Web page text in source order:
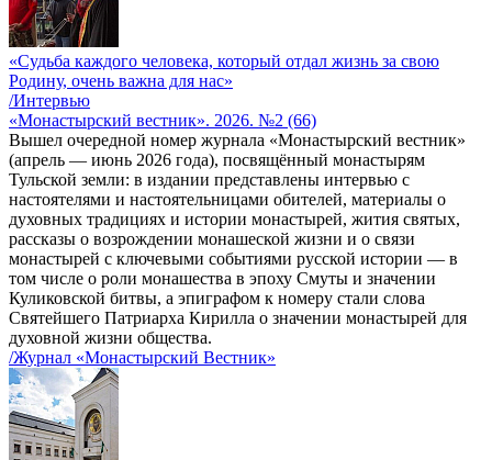
«Судьба каждого человека, который отдал жизнь за свою
Родину, очень важна для нас»
/Интервью
«Монастырский вестник». 2026. №2 (66)
Вышел очередной номер журнала «Монастырский вестник»
(апрель — июнь 2026 года), посвящённый монастырям
Тульской земли: в издании представлены интервью с
настоятелями и настоятельницами обителей, материалы о
духовных традициях и истории монастырей, жития святых,
рассказы о возрождении монашеской жизни и о связи
монастырей с ключевыми событиями русской истории — в
том числе о роли монашества в эпоху Смуты и значении
Куликовской битвы, а эпиграфом к номеру стали слова
Святейшего Патриарха Кирилла о значении монастырей для
духовной жизни общества.
/Журнал «Монастырский Вестник»